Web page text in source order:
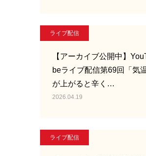
ライブ配信
【アーカイブ公開中】
beライブ配信第69回「気
が上がると辛く…
2026.04.19
ライブ配信